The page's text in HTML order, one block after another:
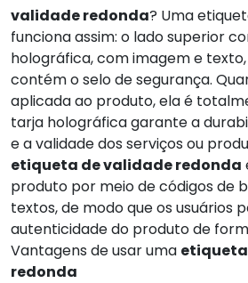
validade redonda? Uma
funciona assim: o lado superior
holográfica, com imagem e
contém o selo de segurança.
aplicada ao produto, ela é
tarja holográfica garante a
e a validade dos serviços ou
etiqueta de validade redonda
produto por meio de códigos de
textos, de modo que os usuários
autenticidade do produto de
Vantagens de usar uma
redonda